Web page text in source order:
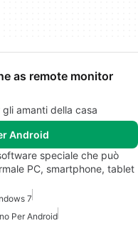
as remote monitor
amanti della casa
Android
speciale che può
PC, smartphone, tablet
7
Per Android